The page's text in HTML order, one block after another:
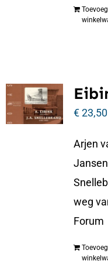
€23,50
Arjen
weg
Forum